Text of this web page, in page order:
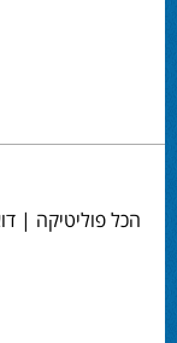
הכל פוליטיקה |